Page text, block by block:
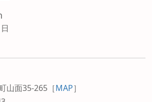
山面35-265 ［MAP］